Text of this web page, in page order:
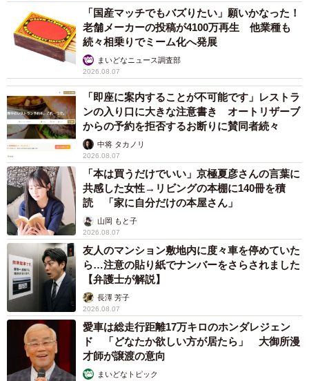
「国産マッチでもバズりたい」願いかなった！
老舗メーカーの投稿が4100万再生 他業種も
続々相乗りでミーム化へ発展
まいどなニュース調査部
2026.08.07
「即座に案内することが不可能です」レストラ
ンの入り口に大きな注意書き オートリザーブ
からの予約を拒否するお断りに賛同者続々
中将 タカノリ
2026.08.07
「本は買うだけでいい」京極夏彦さんの言葉に
共感した女性→リビングの本棚に140冊を積
読 「家に自分だけの本屋さん」
山岡 もと子
2026.08.07
友人のマンション敷地内に度々車を停めていた
ら…注意の貼り紙でナンバーをさらされました
【弁護士が解説】
長澤 芳子
2026.08.07
愛車は総走行距離17万キロのホンダレジェン
ド 「どなたか欲しい方が居たら」 大御所漫
才師が譲渡の意向
まいどなトピック